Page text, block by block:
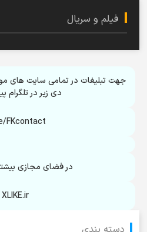
فیلم و سریال
جهت تبلیغات در تمامی سایت های
دی زیر در تلگرام
FKcontact
در فضای مجازی
XLIKE.ir